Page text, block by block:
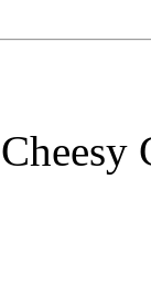
Cheesy